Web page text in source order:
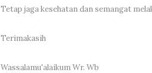
Tetap jaga kesehatan dan semangat
Terimakasih
Wassalamu'alaikum Wr. Wb